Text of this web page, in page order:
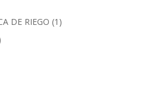
DE RIEGO (1)